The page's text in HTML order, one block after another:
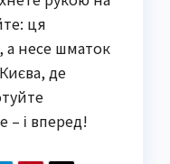
ця
а несе шматок
де
– і вперед!